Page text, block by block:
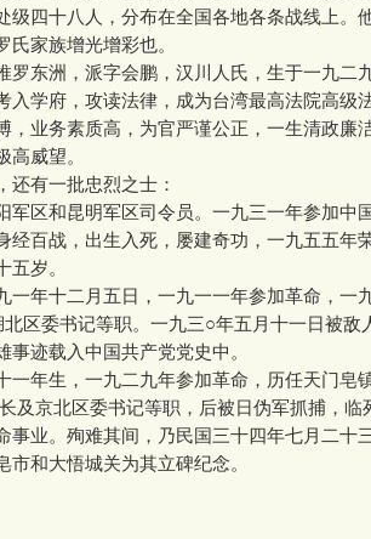
级四十八人，分布在全国各地各条战线上。
氏家族增光增彩也。
东洲，派字会鹏，汉川人氏，生于一九二
入学府，攻读法律，成为台湾最高法院高级
，业务素质高，为官严谨公正，一生清政廉
威望。
有一批忠烈之士：
区和昆明军区司令员。一九三一年参加中
经百战，出生入死，屡建奇功，一九五五年
岁。
年十二月五日，一九一一年参加革命，一
区委书记等职。一九三○年五月十一日被敌
迹载入中国共产党党史中。
年生，一九二九年参加革命，历任天门皂
及京北区委书记等职，后被日伪军抓捕，临
事业。殉难其间，乃民国三十四年七月二十
和大悟城关为其立碑纪念。